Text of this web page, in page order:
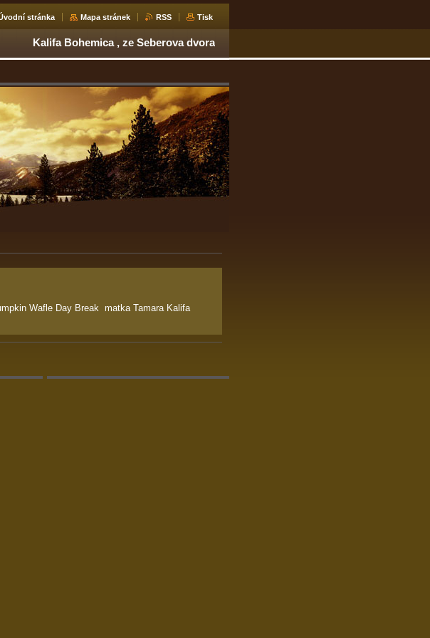
stránka Mapa stránek RSS Tisk
Kalifa Bohemica , ze Seberova dvora
Wafle Day Break matka Tamara Kalifa